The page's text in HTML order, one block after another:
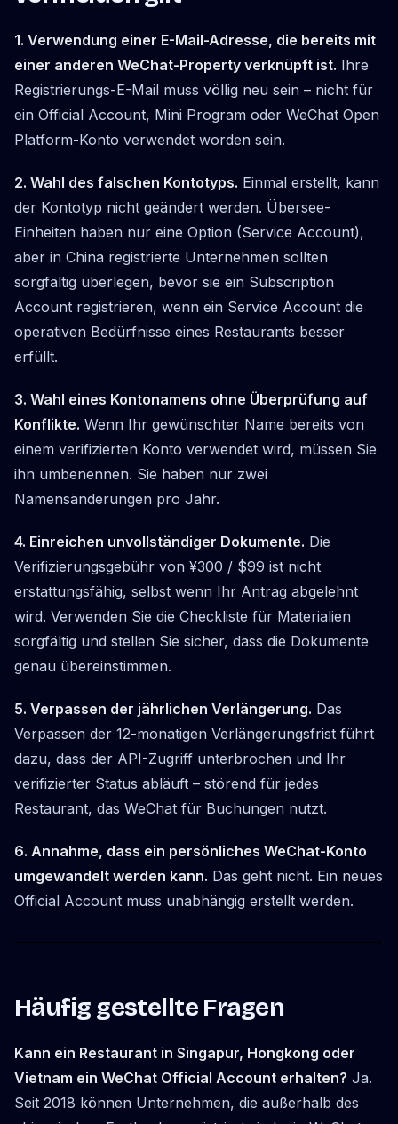
1. Verwendung einer E-Mail-Adresse, die bereits mit
einer anderen WeChat-Property verknüpft ist. Ihre
Registrierungs-E-Mail muss völlig neu sein – nicht für
ein Official Account, Mini Program oder WeChat Open
Platform-Konto verwendet worden sein.
2. Wahl des falschen Kontotyps. Einmal erstellt, kann
der Kontotyp nicht geändert werden. Übersee-
Einheiten haben nur eine Option (Service Account),
aber in China registrierte Unternehmen sollten
sorgfältig überlegen, bevor sie ein Subscription
Account registrieren, wenn ein Service Account die
operativen Bedürfnisse eines Restaurants besser
erfüllt.
3. Wahl eines Kontonamens ohne Überprüfung auf
Konflikte. Wenn Ihr gewünschter Name bereits von
einem verifizierten Konto verwendet wird, müssen Sie
ihn umbenennen. Sie haben nur zwei
Namensänderungen pro Jahr.
4. Einreichen unvollständiger Dokumente. Die
Verifizierungsgebühr von ¥300 / $99 ist nicht
erstattungsfähig, selbst wenn Ihr Antrag abgelehnt
wird. Verwenden Sie die Checkliste für Materialien
sorgfältig und stellen Sie sicher, dass die Dokumente
genau übereinstimmen.
5. Verpassen der jährlichen Verlängerung. Das
Verpassen der 12-monatigen Verlängerungsfrist führt
dazu, dass der API-Zugriff unterbrochen und Ihr
verifizierter Status abläuft – störend für jedes
Restaurant, das WeChat für Buchungen nutzt.
6. Annahme, dass ein persönliches WeChat-Konto
umgewandelt werden kann. Das geht nicht. Ein neues
Official Account muss unabhängig erstellt werden.
Häufig gestellte Fragen
Kann ein Restaurant in Singapur, Hongkong oder
Vietnam ein WeChat Official Account erhalten? Ja.
Seit 2018 können Unternehmen, die außerhalb des